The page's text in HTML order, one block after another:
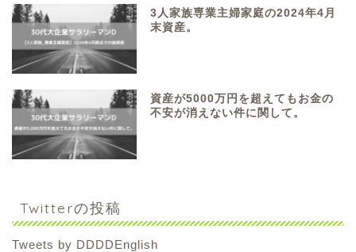
3人家族専業主婦家庭の2024年4月
末資産。
資産が5000万円を超えてもお金の
不安が消えない件に関して。
Twitterの投稿
Tweets by DDDDEnglish